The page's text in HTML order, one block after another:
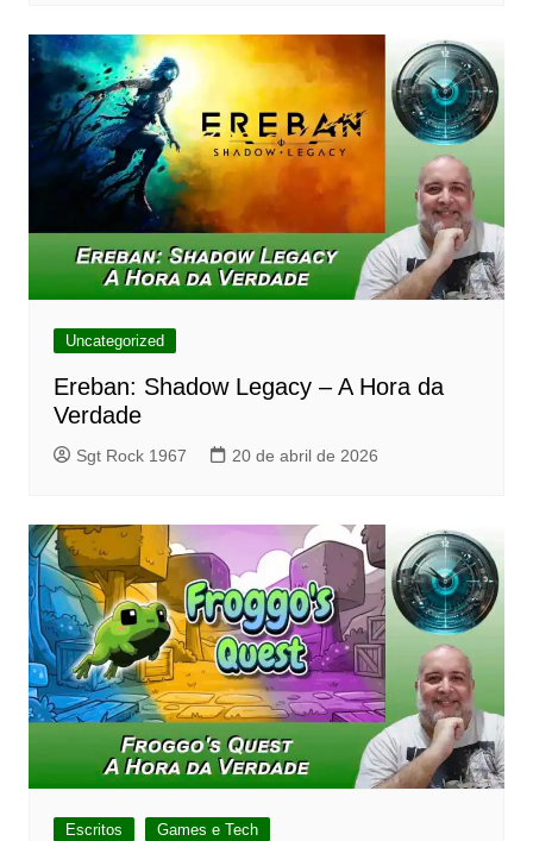
Uncategorized
Ereban: Shadow Legacy – A Hora da
Verdade
Sgt Rock 1967 20 de abril de 2026
Escritos Games e Tech